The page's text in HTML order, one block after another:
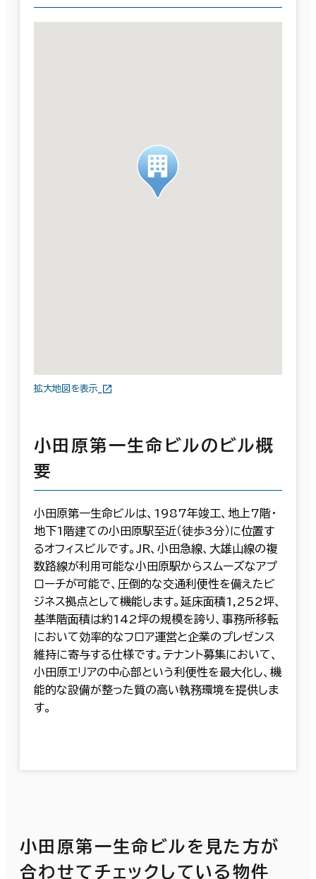
拡大地図を表示
小田原第一生命ビルのビル概
要
小田原第一生命ビルは、1987年竣工、地上7階・
地下1階建ての小田原駅至近（徒歩3分）に位置す
るオフィスビルです。JR、小田急線、大雄山線の複
数路線が利用可能な小田原駅からスムーズなアプ
ローチが可能で、圧倒的な交通利便性を備えたビ
ジネス拠点として機能します。延床面積1,252坪、
基準階面積は約142坪の規模を誇り、事務所移転
において効率的なフロア運営と企業のプレゼンス
維持に寄与する仕様です。テナント募集において、
小田原エリアの中心部という利便性を最大化し、機
能的な設備が整った質の高い執務環境を提供しま
す。
小田原第一生命ビルを見た方が
合わせてチェックしている物件